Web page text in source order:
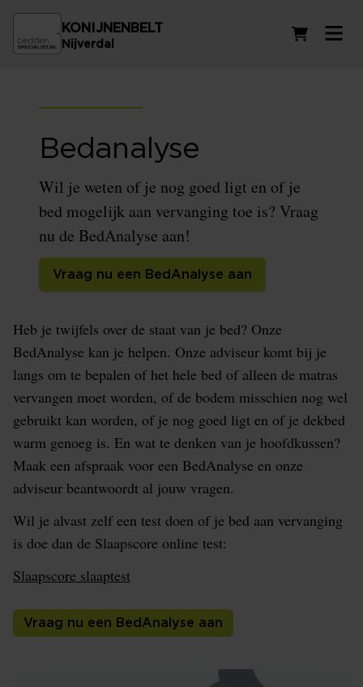
KONIJNENBELT
Nijverdal
Bedanalyse
Wil je weten of je nog goed ligt en of je
bed mogelijk aan vervanging toe is? Vraag
nu de BedAnalyse aan!
Vraag nu een BedAnalyse aan
Heb je twijfels over de staat van je bed? Onze
BedAnalyse kan je helpen. Onze adviseur komt bij je
langs om te bepalen of het hele bed of alleen de matras
vervangen moet worden, of de bodem misschien nog wel
gebruikt kan worden, of je nog goed ligt en of je dekbed
warm genoeg is. En wat te denken van je hoofdkussen?
Maak een afspraak voor een BedAnalyse en onze
adviseur beantwoordt al jouw vragen.
Wil je alvast zelf een test doen of je bed aan vervanging
is doe dan de Slaapscore online test:
Slaapscore slaaptest
Vraag nu een BedAnalyse aan